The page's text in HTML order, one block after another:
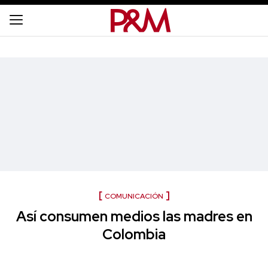
COMUNICACIÓN
Así consumen medios las madres en
Colombia